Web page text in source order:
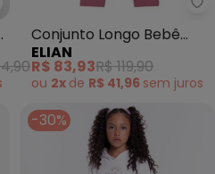
Kety - Conjunto Infantil
Conjunto Longo Bebê
Menina Ursinha (Bege)
ELIAN
R$ 83,93R$ 119,90
ou 2x de R$ 41,96 sem juros
-30%